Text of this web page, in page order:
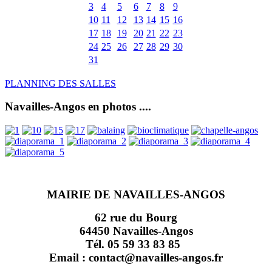
3
4 5 6 7 8
9
10 11 12 13 14 15 16
17 18 19 20 21 22 23
24 25 26 27 28 29 30
31
PLANNING DES SALLES
Navailles-Angos en photos ....
MAIRIE DE NAVAILLES-ANGOS
62 rue du Bourg
64450 Navailles-Angos
Tél. 05 59 33 83 85
Email : contact@navailles-angos.fr